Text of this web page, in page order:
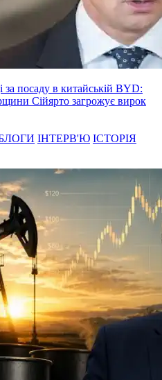
за посаду в китайській BYD:
Сійярто загрожує вирок
ІНТЕРВ'Ю ІСТОРІЯ